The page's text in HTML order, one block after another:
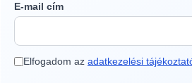
E-mail cím
Elfogadom az adatkezelési